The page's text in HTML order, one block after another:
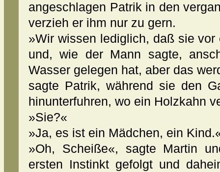
angeschlagen Patrik in den
verzieh er ihm nur zu gern.
»Wir wissen lediglich, daß sie
und, wie der Mann sagte,
Wasser gelegen hat, aber das
sagte Patrik, während sie den
hinunterfuhren, wo ein Holzkahn
»Sie?«
»Ja, es ist ein Mädchen, ein
»Oh, Scheiße«, sagte Martin
ersten Instinkt gefolgt und